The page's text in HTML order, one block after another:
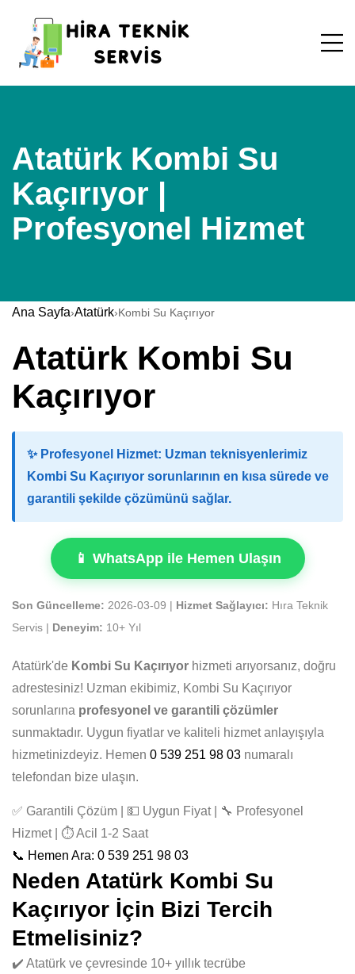
Atatürk Kombi Su
Kaçırıyor |
Profesyonel Hizmet
Ana Sayfa›Atatürk›Kombi Su Kaçırıyor
Atatürk Kombi Su
Kaçırıyor
✨ Profesyonel Hizmet: Uzman teknisyenlerimiz
Kombi Su Kaçırıyor sorunlarının en kısa sürede ve
garantili şekilde çözümünü sağlar.
📱 WhatsApp ile Hemen Ulaşın
Son Güncelleme: 2026-03-09 | Hizmet Sağlayıcı: Hıra Teknik
Servis |
Deneyim: 10+ Yıl
Atatürk'de Kombi Su Kaçırıyor hizmeti arıyorsanız, doğru
adrestesiniz! Uzman ekibimiz, Kombi Su Kaçırıyor
sorunlarına profesyonel ve garantili çözümler
sunmaktadır. Uygun fiyatlar ve kaliteli hizmet anlayışıyla
hizmetinizdeyiz. Hemen 0 539 251 98 03 numaralı
telefondan bize ulaşın.
✅ Garantili Çözüm | 💵 Uygun Fiyat | 🔧 Profesyonel
Hizmet | ⏱️ Acil 1-2 Saat
📞 Hemen Ara: 0 539 251 98 03
Neden Atatürk Kombi Su
Kaçırıyor İçin Bizi Tercih
Etmelisiniz?
✔️ Atatürk ve çevresinde 10+ yıllık tecrübe